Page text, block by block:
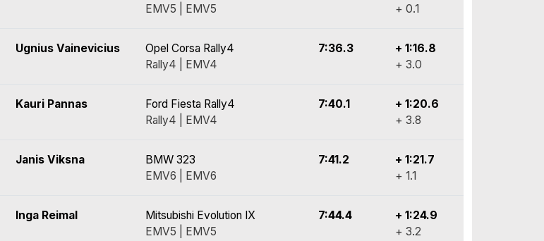
EMV5 | EMV5
+ 0.1
Ugnius Vainevicius
Opel Corsa Rally4
Rally4 | EMV4
7:36.3
+ 1:16.8
+ 3.0
Kauri Pannas
Ford Fiesta Rally4
Rally4 | EMV4
7:40.1
+ 1:20.6
+ 3.8
Janis Viksna
BMW 323
EMV6 | EMV6
7:41.2
+ 1:21.7
+ 1.1
Inga Reimal
Mitsubishi Evolution IX
EMV5 | EMV5
7:44.4
+ 1:24.9
+ 3.2